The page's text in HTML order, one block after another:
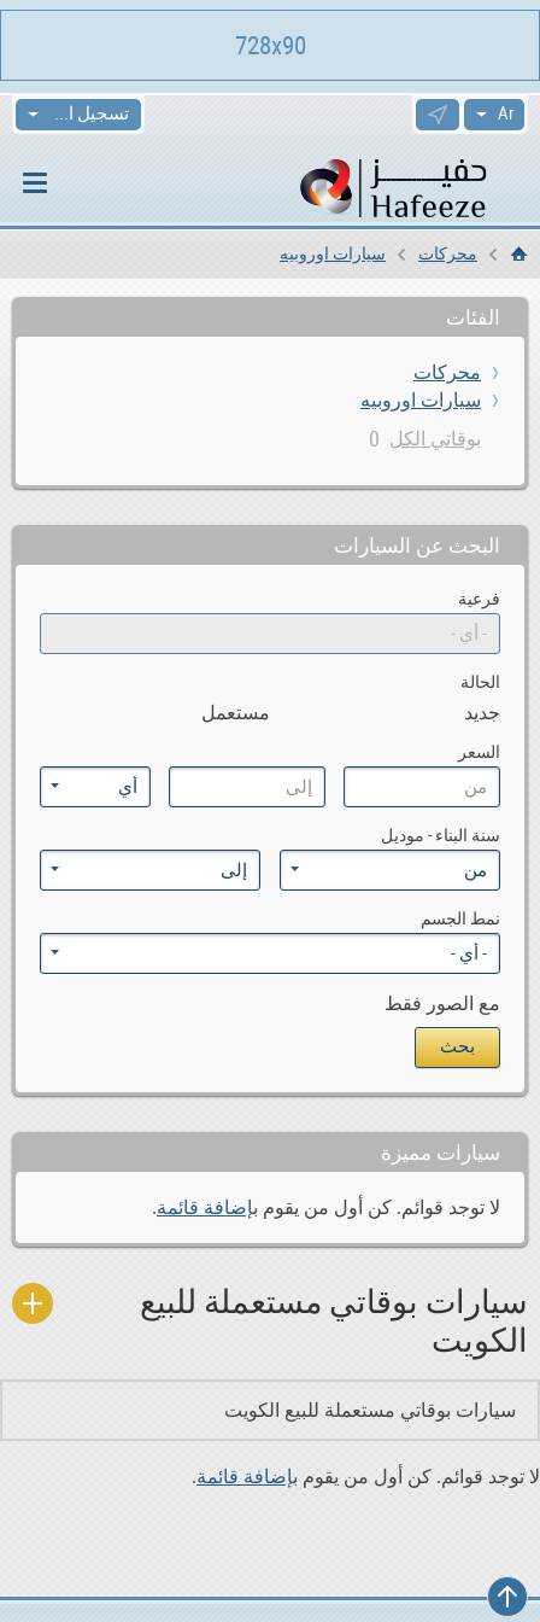
تسجيل الدخول
الرئيسيةمحركات سيارات اوروبيه
الفئات
محركات
سيارات اوروبيه
بوقاتي الكل 0
البحث عن السيارات
فرعية
الحالة
جديد مستعمل
السعر
سنة البناء - موديل
نمط الجسم
مع الصور فقط
سيارات مميزة
لا توجد قوائم. كن أول من يقوم بإضافة قائمة.
سيارات بوقاتي مستعملة للبيع
الكويت
سيارات بوقاتي مستعملة للبيع الكويت
لا توجد قوائم. كن أول من يقوم بإضافة قائمة.
728x90